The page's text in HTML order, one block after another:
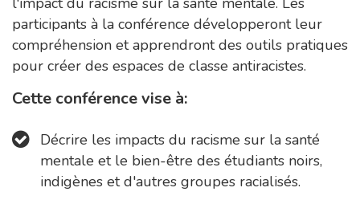
participants à la conférence développeront leur
compréhension et apprendront des outils pratiques
pour créer des espaces de classe antiracistes.
Cette conférence vise à:
Décrire les impacts du racisme sur la santé
mentale et le bien-être des étudiants noirs,
indigènes et d'autres groupes racialisés.